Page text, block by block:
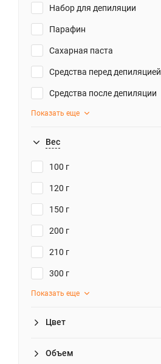
Набор для депиляции
Парафин
Сахарная паста
Средства перед депиляцией
Средства после депиляции
Показать еще
Вес
100 г
120 г
150 г
200 г
210 г
300 г
Показать еще
Цвет
Объем